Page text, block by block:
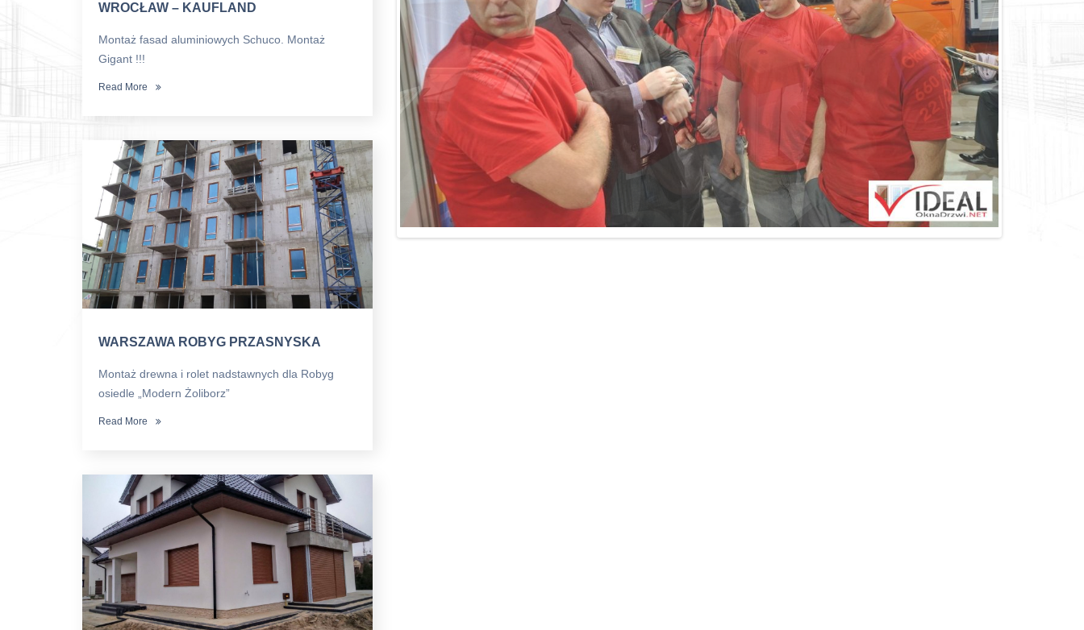
WROCŁAW – KAUFLAND
Montaż fasad aluminiowych Schuco. Montaż
Gigant !!!
Read More
WARSZAWA ROBYG PRZASNYSKA
Montaż drewna i rolet nadstawnych dla Robyg
osiedle „Modern Żoliborz”
Read More